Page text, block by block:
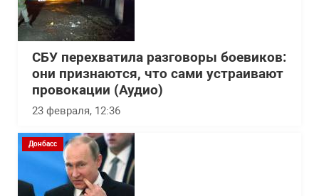
СБУ перехватила разговоры боевиков:
они признаются, что сами устраивают
провокации (Аудио)
23 февраля, 12:36
Донбасс